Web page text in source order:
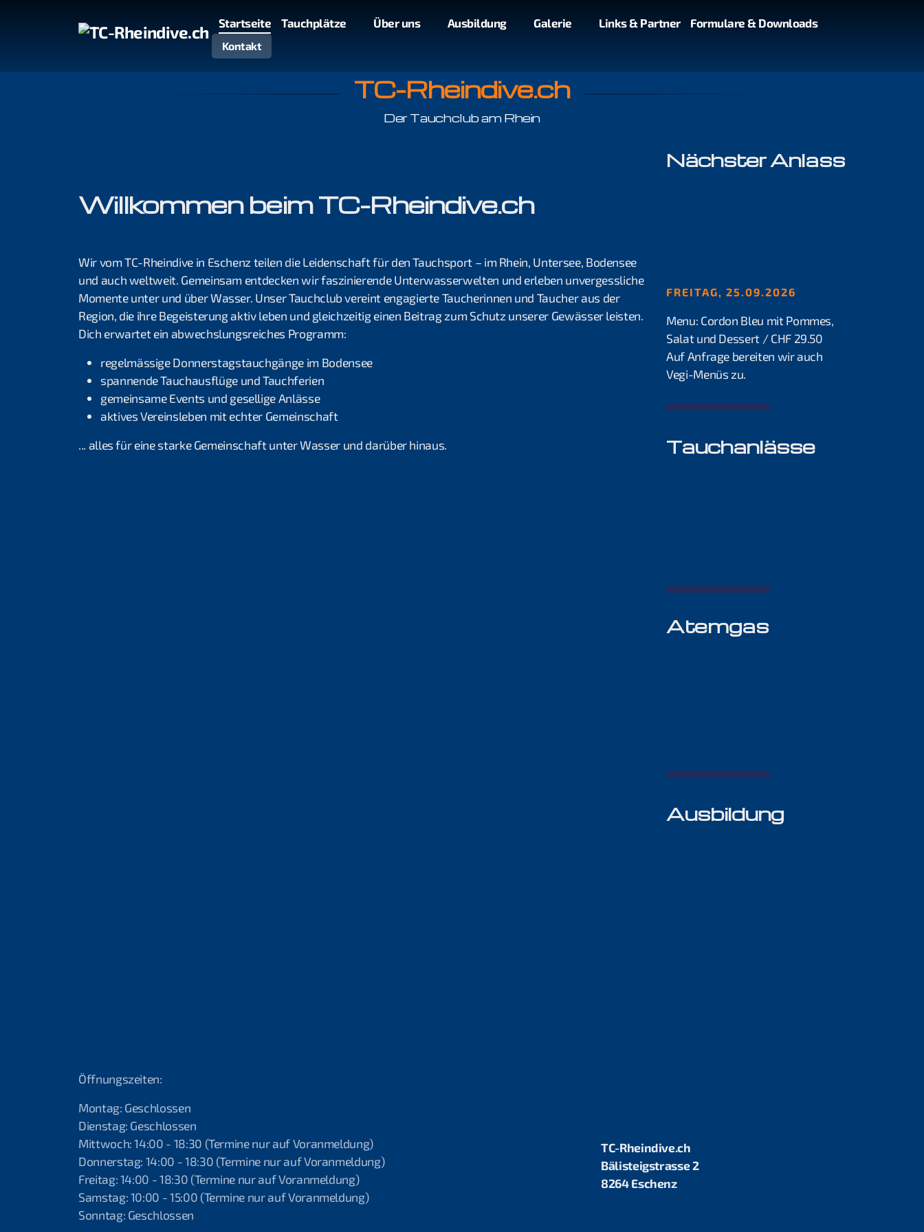
Startseite Tauchplätze Über uns Ausbildung Galerie Links & Partner Formulare & Downloads
Kontakt
TC-Rheindive.ch
Der Tauchclub am Rhein
Willkommen beim TC-Rheindive.ch
Wir vom TC-Rheindive in Eschenz teilen die Leidenschaft für den Tauchsport – im Rhein, Untersee, Bodensee
und auch weltweit. Gemeinsam entdecken wir faszinierende Unterwasserwelten und erleben unvergessliche
Momente unter und über Wasser. Unser Tauchclub vereint engagierte Taucherinnen und Taucher aus der
Region, die ihre Begeisterung aktiv leben und gleichzeitig einen Beitrag zum Schutz unserer Gewässer leisten.
Dich erwartet ein abwechslungsreiches Programm:
regelmässige Donnerstagstauchgänge im Bodensee
spannende Tauchausflüge und Tauchferien
gemeinsame Events und gesellige Anlässe
aktives Vereinsleben mit echter Gemeinschaft
... alles für eine starke Gemeinschaft unter Wasser und darüber hinaus.
Nächster Anlass
FREITAG, 25.09.2026
Menu: Cordon Bleu mit Pommes,
Salat und Dessert / CHF 29.50
Auf Anfrage bereiten wir auch
Vegi-Menüs zu.
Tauchanlässe
Atemgas
Ausbildung
Öffnungszeiten:
Montag: Geschlossen
Dienstag: Geschlossen
Mittwoch: 14:00 - 18:30 (Termine nur auf Voranmeldung)
Donnerstag: 14:00 - 18:30 (Termine nur auf Voranmeldung)
Freitag: 14:00 - 18:30 (Termine nur auf Voranmeldung)
Samstag: 10:00 - 15:00 (Termine nur auf Voranmeldung)
Sonntag: Geschlossen
TC-Rheindive.ch
Bälisteigstrasse 2
8264 Eschenz